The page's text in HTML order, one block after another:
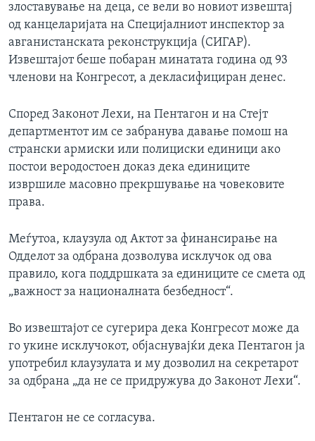
злоставување на деца, се вели во новиот извештај
од канцеларијата на Специјалниот инспектор за
авганистанската реконструкција (СИГАР).
Извештајот беше побаран минатата година од 93
членови на Конгресот, а декласифициран денес.
Според Законот Лехи, на Пентагон и на Стејт
департментот им се забранува давање помош на
странски армиски или полициски единици ако
постои веродостоен доказ дека единиците
извршиле масовно прекршување на човековите
права.
Меѓутоа, клаузула од Актот за финансирање на
Одделот за одбрана дозволува исклучок од ова
правило, кога поддршката за единиците се смета од
„важност за националната безбедност“.
Во извештајот се сугерира дека Конгресот може да
го укине исклучокот, објаснувајќи дека Пентагон ја
употребил клаузулата и му дозволил на секретарот
за одбрана „да не се придружува до Законот Лехи“.
Пентагон не се согласува.